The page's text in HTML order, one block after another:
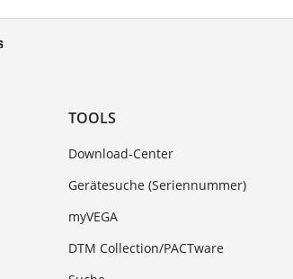
TOOLS
Download-Center
Gerätesuche (Seriennummer)
myVEGA
DTM Collection/PACTware